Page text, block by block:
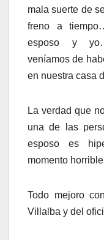
mala suerte de
freno a
esposo y
veníamos de
en nuestra casa
La verdad que
una de las
esposo es
momento
Todo mejoro
Villalba y del